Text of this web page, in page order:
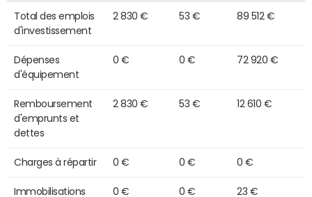
Total des emplois
d'investissement
2 830 € 53 € 89 512 €
Dépenses
d'équipement
0 € 0 € 72 920 €
Remboursement
d'emprunts et
dettes
2 830 € 53 € 12 610 €
Charges à répartir 0 € 0 € 0 €
Immobilisations
0 € 0 € 23 €